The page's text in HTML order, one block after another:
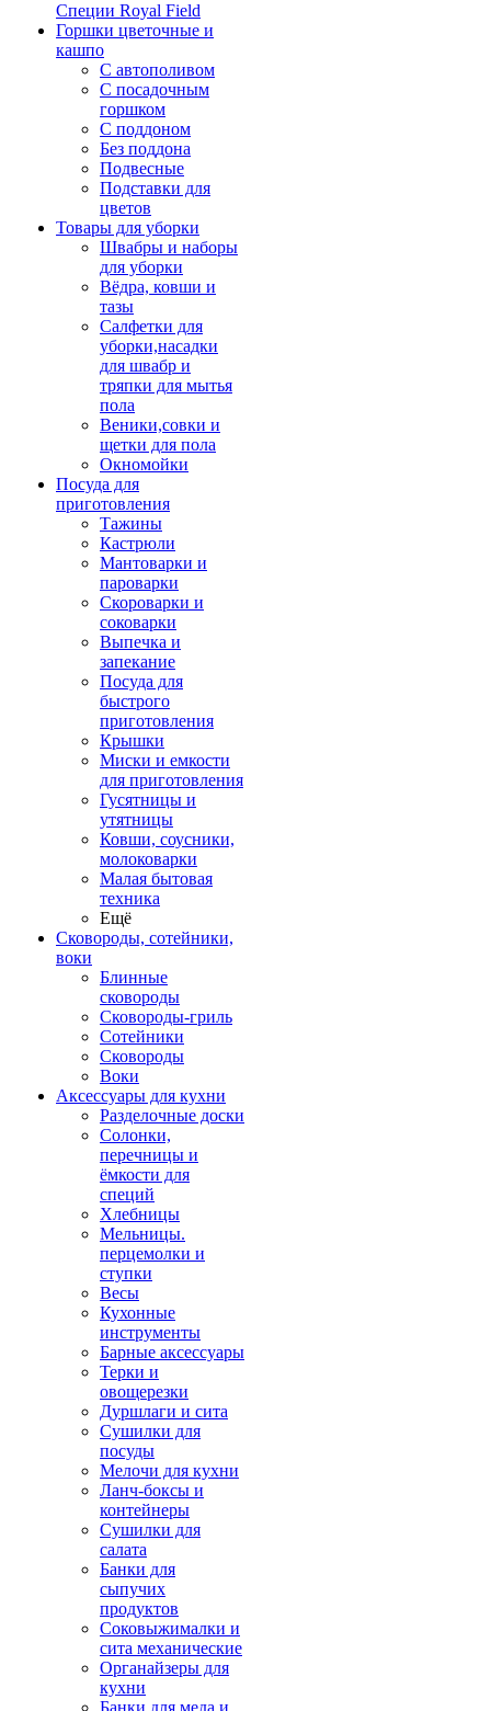
Специи Royal Field
Горшки цветочные и
кашпо
С автополивом
С посадочным
горшком
С поддоном
Без поддона
Подвесные
Подставки для
цветов
Товары для уборки
Швабры и наборы
для уборки
Вёдра, ковши и
тазы
Салфетки для
уборки,насадки
для швабр и
тряпки для мытья
пола
Веники,совки и
щетки для пола
Окномойки
Посуда для
приготовления
Тажины
Кастрюли
Мантоварки и
пароварки
Скороварки и
соковарки
Выпечка и
запекание
Посуда для
быстрого
приготовления
Крышки
Миски и емкости
для приготовления
Гусятницы и
утятницы
Ковши, соусники,
молоковарки
Малая бытовая
техника
Ещё
Сковороды, сотейники,
воки
Блинные
сковороды
Сковороды-гриль
Сотейники
Сковороды
Воки
Аксессуары для кухни
Разделочные доски
Солонки,
перечницы и
ёмкости для
специй
Хлебницы
Мельницы.
перцемолки и
ступки
Весы
Кухонные
инструменты
Барные аксессуары
Терки и
овощерезки
Дуршлаги и сита
Сушилки для
посуды
Мелочи для кухни
Ланч-боксы и
контейнеры
Сушилки для
салата
Банки для
сыпучих
продуктов
Соковыжималки и
сита механические
Органайзеры для
кухни
Банки для меда и